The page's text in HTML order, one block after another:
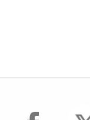
facebook